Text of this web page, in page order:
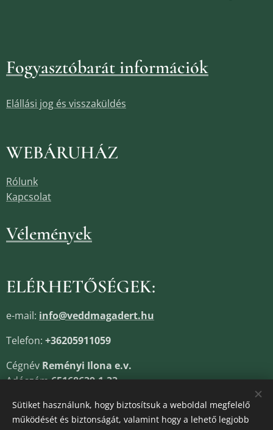
Fogyasztóbarát információk
Elállási jog és visszaküldés
WEBÁRUHÁZ
Rólunk
Kapcsolat
Vélemények
ELÉRHETŐSÉGEK:
e-mail: info@veddmagadert.hu
Telefon: +36205911059
Cégnév Reményi Ilona e.v.
Adószám65168639-1-33
Sütiket használunk, hogy biztosítsuk a weboldal megfelelő
működését és biztonságát, valamint hogy a lehető legjobb